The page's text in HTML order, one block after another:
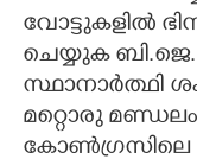
വോട്ടുകളിൽ
ചെയ്യുക
സ്ഥാനാർത്ഥി
മറ്റൊരു
കോൺഗ്രസിലെ